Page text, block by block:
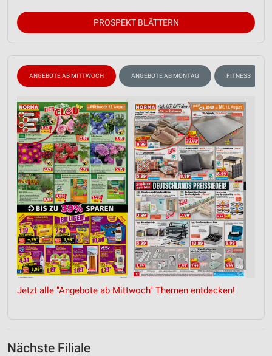
PROSPEKT BLÄTTERN
ANGEBOTE AB MITTWOCH ANGEBOTE AB MONTAG FITNESS
Jetzt alle "Angebote ab Mittwoch" Themen entdecken!
Nächste Filiale